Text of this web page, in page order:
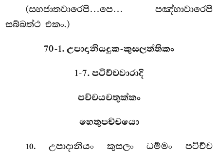
(සහජාතවාරෙපි…පෙ… පඤ්හාවාරෙපි
සබ්බත්ථ එකං.)
70-1. උපාදානියදුක-කුසලත්තිකං
1-7. පටිච්චවාරාදි
පච්චයචතුක්කං
හෙතුපච්චයො
10. උපාදානියං කුසලං ධම්මං පටිච්ච